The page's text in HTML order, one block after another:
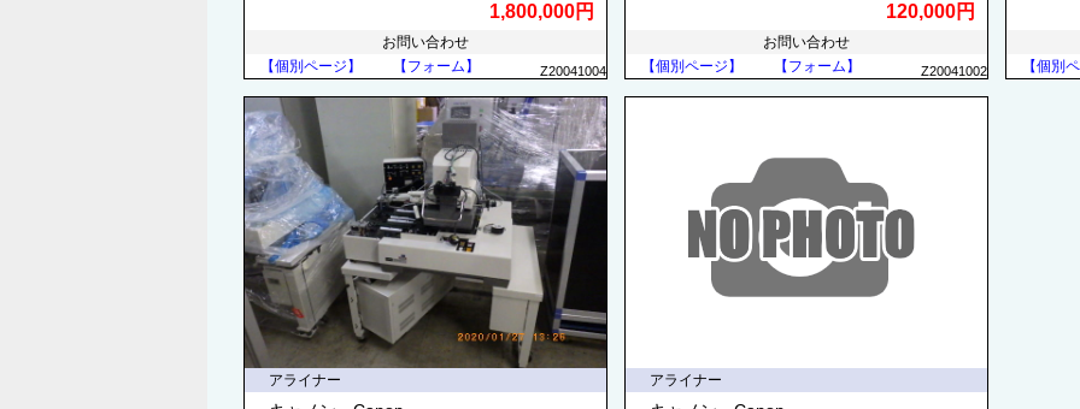
1,800,000円
お問い合わせ
【個別ページ】
【フォーム】 Z20041004
120,000円
お問い合わせ
【個別ページ】
【フォーム】 Z20041002 【個別
アライナー アライナー